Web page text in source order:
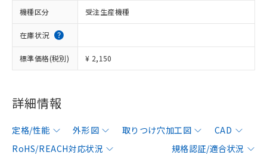
機種区分 受注生産機種
在庫状況
標準価格(税別) ¥ 2,150
詳細情報
定格/性能 外形図 取りつけ穴加工図
CAD
RoHS/REACH対応状況
規格認証/適合状況